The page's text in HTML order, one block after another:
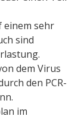
einem sehr
sind
dem Virus
den PCR-
im